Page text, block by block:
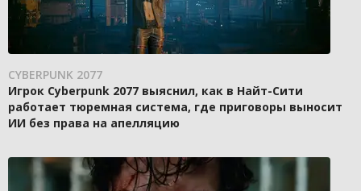
CYBERPUNK 2077
Игрок Cyberpunk 2077 выяснил, как в Найт-Сити
работает тюремная система, где приговоры выносит
ИИ без права на апелляцию